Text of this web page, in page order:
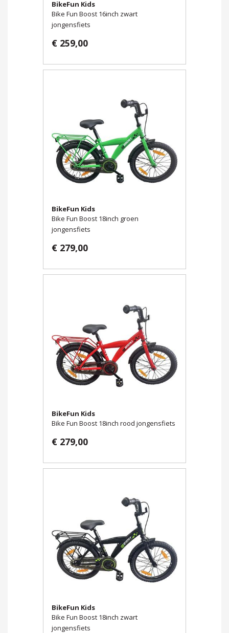
BikeFun Kids
Bike Fun Boost 16inch zwart
jongensfiets
€ 259,00
BikeFun Kids
Bike Fun Boost 18inch groen
jongensfiets
€ 279,00
BikeFun Kids
Bike Fun Boost 18inch rood jongensfiets
€ 279,00
BikeFun Kids
Bike Fun Boost 18inch zwart
jongensfiets